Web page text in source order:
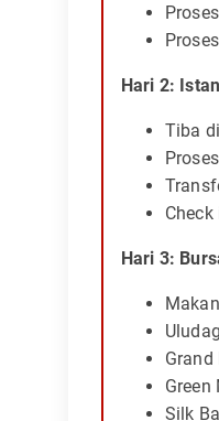
Hari 2:
Tiba
Hari 3:
Grand
Green
Silk